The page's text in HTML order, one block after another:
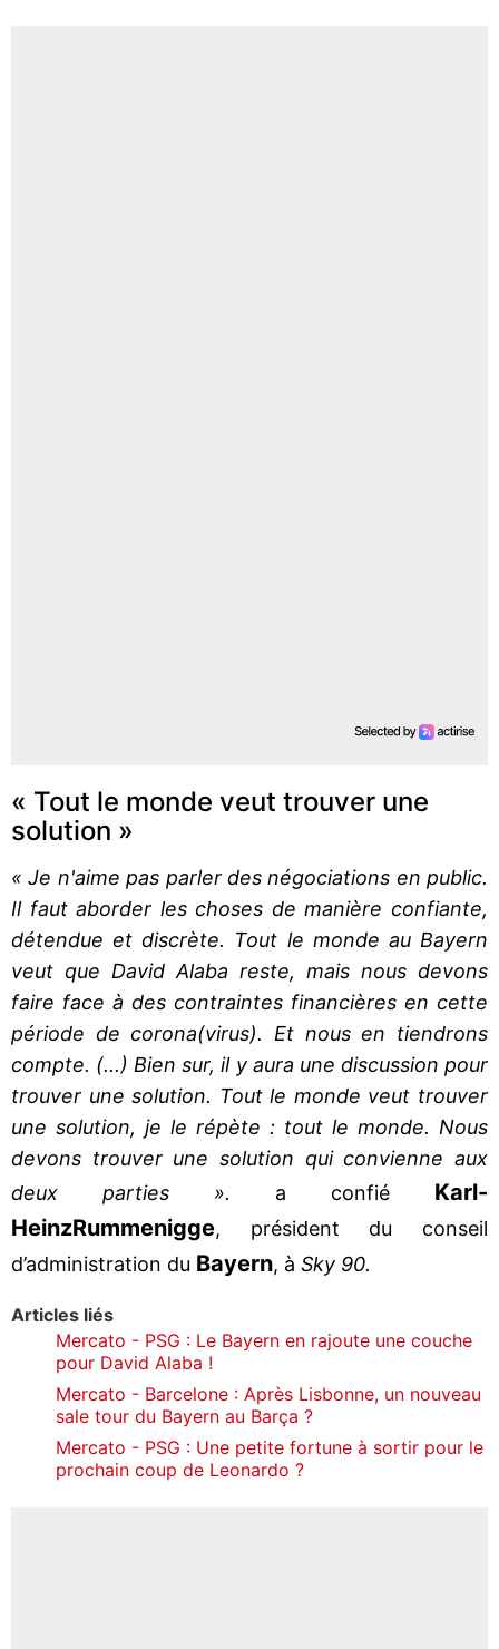
« Tout le monde veut trouver une
solution »
« Je n'aime pas parler des négociations en public.
Il faut aborder les choses de manière confiante,
détendue et discrète. Tout le monde au Bayern
veut que David Alaba reste, mais nous devons
faire face à des contraintes financières en cette
période de corona(virus). Et nous en tiendrons
compte. (...) Bien sur, il y aura une discussion pour
trouver une solution. Tout le monde veut trouver
une solution, je le répète : tout le monde. Nous
devons trouver une solution qui convienne aux
deux parties ». a confié Karl-
HeinzRummenigge, président du conseil
d’administration du Bayern, à Sky 90.
Articles liés
Mercato - PSG : Le Bayern en rajoute une couche
pour David Alaba !
Mercato - Barcelone : Après Lisbonne, un nouveau
sale tour du Bayern au Barça ?
Mercato - PSG : Une petite fortune à sortir pour le
prochain coup de Leonardo ?